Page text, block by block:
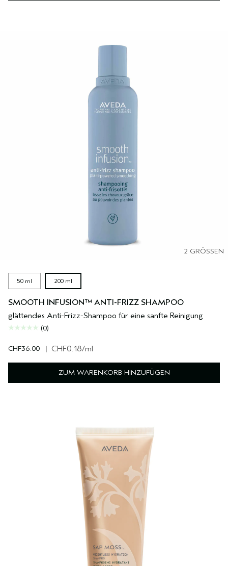
2 GRÖSSEN
50 ml 200 ml
SMOOTH INFUSION™ ANTI-FRIZZ SHAMPOO
glättendes Anti-Frizz-Shampoo für eine sanfte Reinigung
(0)
CHF36.00 | CHF0.18/ml
ZUM WARENKORB HINZUFÜGEN